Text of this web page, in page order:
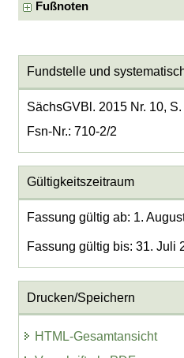
Fußnoten
Fundstelle und
SächsGVBl. 2015 Nr. 10,
Fsn-Nr.: 710-2/2
Gültigkeitszeitraum
Fassung gültig ab: 1.
Fassung gültig bis: 31. Juli
Drucken/Speichern
HTML-Gesamtansicht